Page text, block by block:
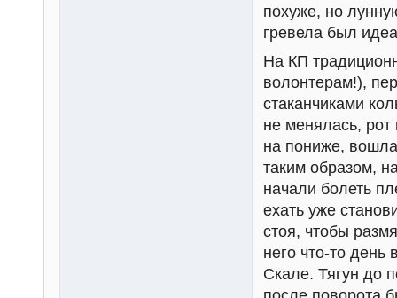
похуже, но
гревела был
На КП
волонтерам!),
стаканчиками
не менялась, рот
на пониже,
таким образом,
начали болеть
ехать уже
стоя, чтобы
него что-то день
Скале. Тягун до